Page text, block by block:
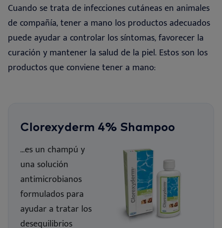
Cuando se trata de infecciones cutáneas en animales
de compañía, tener a mano los productos adecuados
puede ayudar a controlar los síntomas, favorecer la
curación y mantener la salud de la piel. Estos son los
productos que conviene tener a mano:
Clorexyderm 4% Shampoo
...es un champú y
una solución
antimicrobianos
formulados para
ayudar a tratar los
desequilibrios